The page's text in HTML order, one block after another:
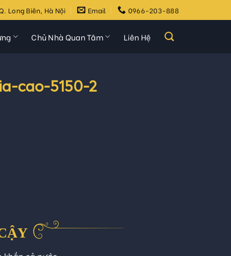
Long Biên, Hà Nội Email 0966-203-888
Chủ Nhà Quan Tâm Liên Hệ
cao-5150-2